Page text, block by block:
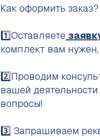
Как оформить заказ?
1️⃣Оставляете
комплект вам
2️⃣Проводим
вашей
вопросы!
3️⃣ Запрашиваем